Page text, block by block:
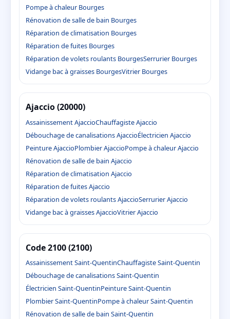
Pompe à chaleur Bourges
Rénovation de salle de bain Bourges
Réparation de climatisation Bourges
Réparation de fuites Bourges
Réparation de volets roulants BourgesSerrurier Bourges
Vidange bac à graisses BourgesVitrier Bourges
Ajaccio (20000)
Assainissement AjaccioChauffagiste Ajaccio
Débouchage de canalisations AjaccioÉlectricien Ajaccio
Peinture AjaccioPlombier AjaccioPompe à chaleur Ajaccio
Rénovation de salle de bain Ajaccio
Réparation de climatisation Ajaccio
Réparation de fuites Ajaccio
Réparation de volets roulants AjaccioSerrurier Ajaccio
Vidange bac à graisses AjaccioVitrier Ajaccio
Code 2100 (2100)
Assainissement Saint-QuentinChauffagiste Saint-Quentin
Débouchage de canalisations Saint-Quentin
Électricien Saint-QuentinPeinture Saint-Quentin
Plombier Saint-QuentinPompe à chaleur Saint-Quentin
Rénovation de salle de bain Saint-Quentin